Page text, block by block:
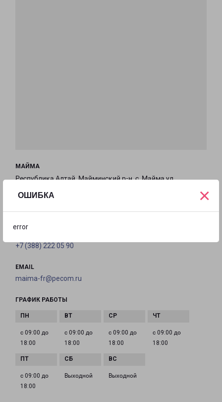
ОШИБКА
error
×
МАЙМА
Республика Алтай, Майминский р-н, с. Майма,ул.
Энергетиков 9Б, корпус 2
на карте
+7 (388) 222 05 90
EMAIL
maima-fr@pecom.ru
ГРАФИК РАБОТЫ
с 09:00 до
18:00
с 09:00 до
18:00
с 09:00 до
18:00
с 09:00 до
18:00
с 09:00 до
18:00
Выходной Выходной